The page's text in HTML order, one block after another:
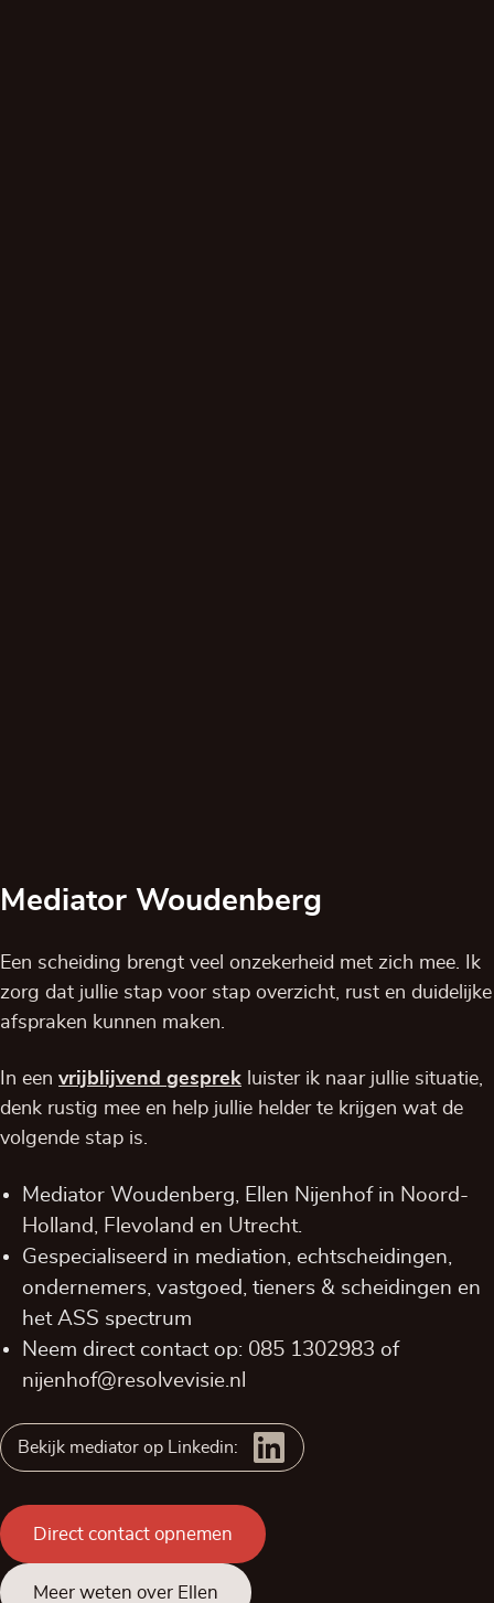
Mediator Woudenberg
Een scheiding brengt veel onzekerheid met zich mee. Ik
zorg dat jullie stap voor stap overzicht, rust en duidelijke
afspraken kunnen maken.
In een vrijblijvend gesprek luister ik naar jullie situatie,
denk rustig mee en help jullie helder te krijgen wat de
volgende stap is.
Mediator Woudenberg, Ellen Nijenhof in Noord-
Holland,
Flevoland en Utrecht
Gespecialiseerd in mediation, echtscheidingen,
ondernemers, vastgoed, tieners & scheidingen en
het ASS spectrum
Neem direct contact op: 085 1302983 of
nijenhof@resolvevisie.nl
Bekijk mediator op Linkedin:
Direct contact opnemen
Meer weten over Ellen